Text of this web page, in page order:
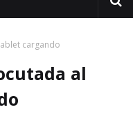
cargando
al